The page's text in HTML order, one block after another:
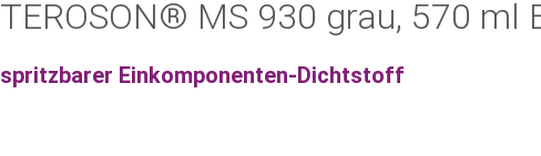
TEROSON® MS 930 grau, 570 ml
spritzbarer Einkomponenten-Dichtstoff